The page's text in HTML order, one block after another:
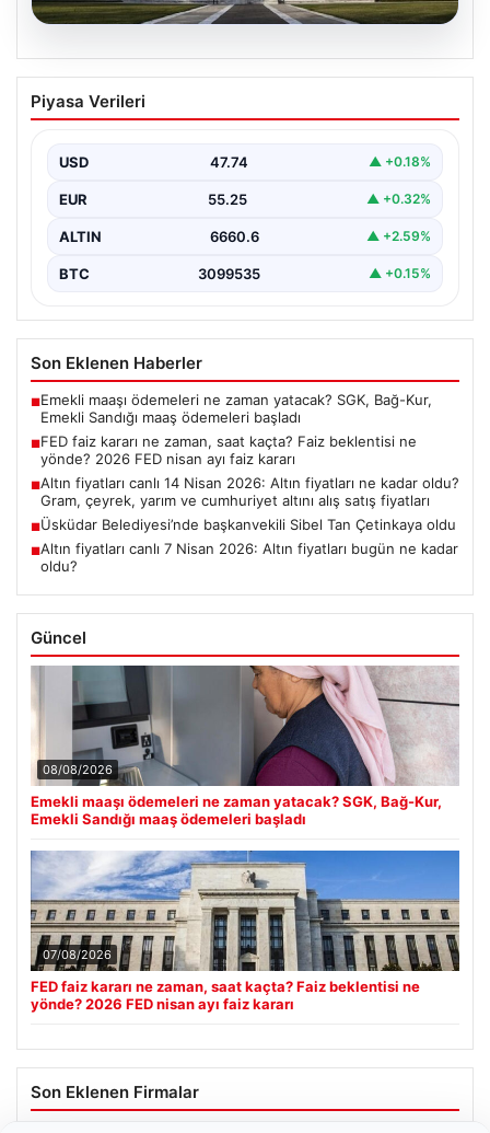
FED faiz kararı ne zaman, saat kaçta?
Faiz beklentisi ne yönde? 2026 FED
Piyasa Verileri
USD 47.74 ▲ +0.18%
EUR 55.25 ▲ +0.32%
ALTIN 6660.6 ▲ +2.59%
BTC 3099535 ▲ +0.15%
Son Eklenen Haberler
■Emekli maaşı ödemeleri ne zaman yatacak? SGK, Bağ-Kur,
Emekli Sandığı maaş ödemeleri başladı
■FED faiz kararı ne zaman, saat kaçta? Faiz beklentisi ne
yönde? 2026 FED nisan ayı faiz kararı
■Altın fiyatları canlı 14 Nisan 2026: Altın fiyatları ne kadar oldu?
Gram, çeyrek, yarım ve cumhuriyet altını alış satış fiyatları
■Üsküdar Belediyesi’nde başkanvekili Sibel Tan Çetinkaya oldu
■Altın fiyatları canlı 7 Nisan 2026: Altın fiyatları bugün ne kadar
oldu?
Güncel
08/08/2026
Emekli maaşı ödemeleri ne zaman yatacak? SGK, Bağ-Kur,
Emekli Sandığı maaş ödemeleri başladı
07/08/2026
FED faiz kararı ne zaman, saat kaçta? Faiz beklentisi ne
yönde? 2026 FED nisan ayı faiz kararı
Son Eklenen Firmalar